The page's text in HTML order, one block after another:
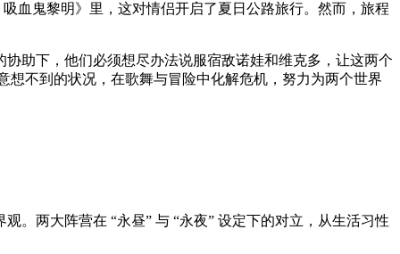
血鬼黎明》里，这对情侣开启了夏日公路旅行。然而，旅程
助下，他们必须想尽办法说服宿敌诺娃和维克多，让这两个
不到的状况，在歌舞与冒险中化解危机，努力为两个世界
。两大阵营在 “永昼” 与 “永夜” 设定下的对立，从生活习性